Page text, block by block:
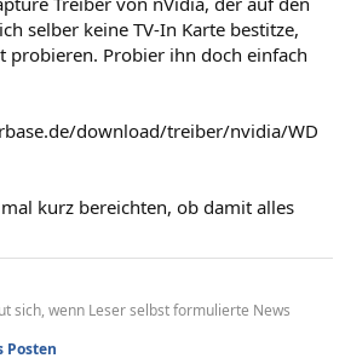
selber keine TV-In Karte bestitze,
probieren. Probier ihn doch einfach
download/treiber/nvidia/WD
kurz bereichten, ob damit alles
sich, wenn Leser selbst formulierte News
Posten